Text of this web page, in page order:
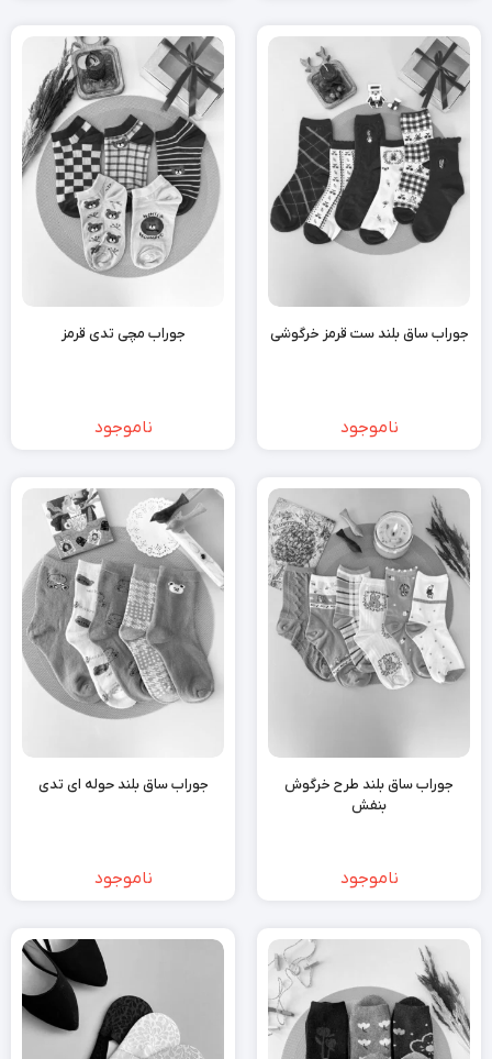
جوراب ساق بلند ست قرمز خرگوشی
ناموجود
جوراب مچی تدی قرمز
ناموجود
جوراب ساق بلند طرح خرگوش
بنفش
ناموجود
جوراب ساق بلند حوله ای تدی
ناموجود